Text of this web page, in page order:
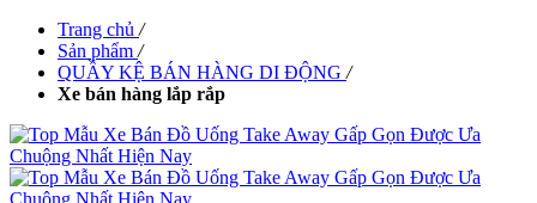
Trang chủ /
Sản phẩm /
QUẦY KỆ BÁN HÀNG DI ĐỘNG /
Xe bán hàng lắp rắp